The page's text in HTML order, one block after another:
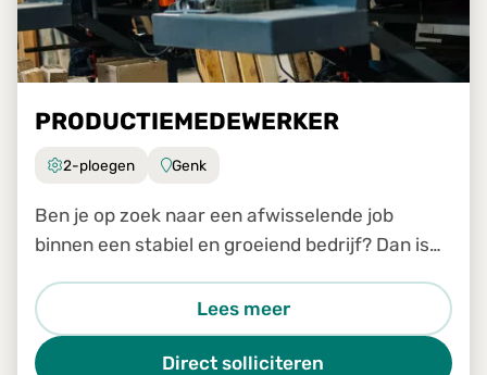
PRODUCTIEMEDEWERKER
2-ploegen Genk
Ben je op zoek naar een afwisselende job
binnen een stabiel en groeiend bedrijf? Dan is
voor jou.
Lees meer
Direct solliciteren